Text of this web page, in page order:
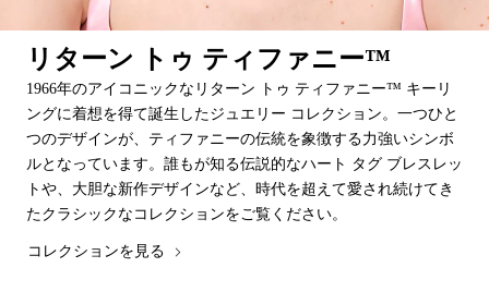
リターン トゥ ティファニー™
1966年のアイコニックなリターン トゥ ティファニー™ キーリ
ングに着想を得て誕生したジュエリー コレクション。一つひと
つのデザインが、ティファニーの伝統を象徴する力強いシンボ
ルとなっています。誰もが知る伝説的なハート タグ ブレスレッ
トや、大胆な新作デザインなど、時代を超えて愛され続けてき
たクラシックなコレクションをご覧ください。
コレクションを見る